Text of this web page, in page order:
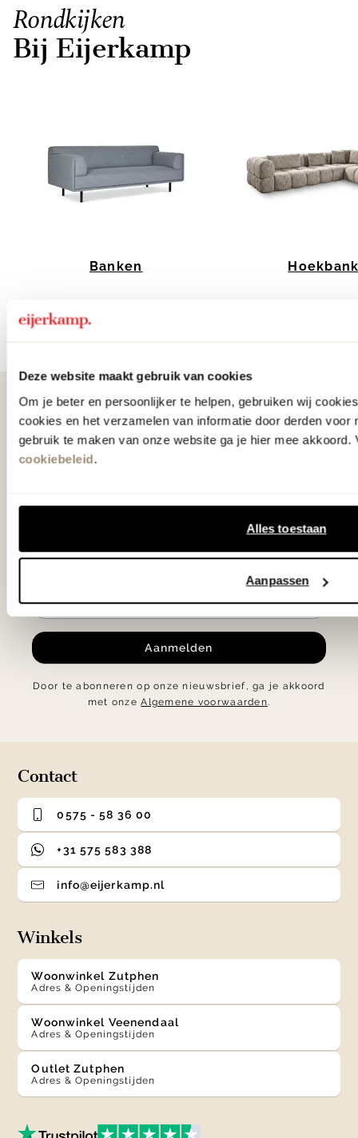
Deze website maakt gebruik van cookies
Om je beter en persoonlijker te helpen, gebruiken wij
cookies en het verzamelen van informatie door derden voor
gebruik te maken van onze website ga je hier mee akkoord.
cookiebeleid.
Alles toestaan
Aanpassen
Rondkijken
Bij Eijerkamp
Banken
Als eerste
op de hoogte
bestelling en blijf op de hoogte van de
nieuwste collecties, laatste woontrends en
verrassende acties.
Aanmelden
Door te abonneren op onze nieuwsbrief, ga je akkoord
met onzeAlgemene voorwaarden.
Contact
0575 - 58 36 00
+31 575 583 388
info@eijerkamp.nl
Winkels
Woonwinkel Zutphen
Adres & Openingstijden
Woonwinkel Veenendaal
Adres & Openingstijden
Outlet Zutphen
Adres & Openingstijden